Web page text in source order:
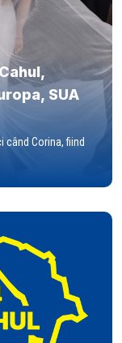
SUA
când Corina, fiind